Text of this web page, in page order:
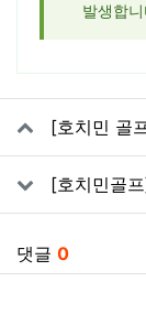
발생합니
관련자료
[호치민 골
[호치민골
댓글 0